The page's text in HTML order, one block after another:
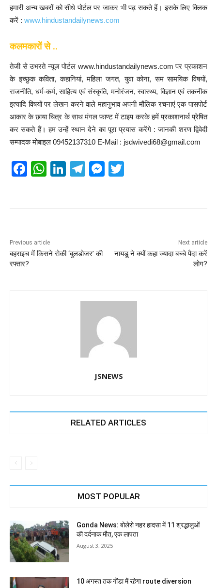
हमारी अन्य खबरों को सीधे पोर्टल पर जाकर भी पढ़ सकते हैं। इसके लिए क्लिक
करें : www.hindustandailynews.com
कलमकारों से ..
तेजी से उभरते न्यूज पोर्टल www.hindustandailynews.com पर प्रकाशन
के इच्छुक कविता, कहानियां, महिला जगत, युवा कोना, सम सामयिक विषयों,
राजनीति, धर्म-कर्म, साहित्य एवं संस्कृति, मनोरंजन, स्वास्थ्य, विज्ञान एवं तकनीक
इत्यादि विषयों पर लेखन करने वाले महानुभाव अपनी मौलिक रचनाएं एक पासपोर्ट
आकार के छाया चित्र के साथ मंगल फाण्ट में टाइप करके हमें प्रकाशनार्थ प्रेषित
कर सकते हैं। हम उन्हें स्थान देने का पूरा प्रयास करेंगे : जानकी शरण द्विवेदी
सम्पादक मोबाइल 09452137310 E-Mail : jsdwivedi68@gmail.com
F
o
o
W
p
p
Li
n
T
m
M
er
Previous article
बहराइच में किसने रोकी ‘बुलडोजर’ की
रफ्तार?
Next article
नायडू ने क्यों कहा ज्यादा बच्चे पैदा करें
लोग?
JSNEWS
RELATED ARTICLES
MOST POPULAR
Gonda News: बोलेरो नहर हादसा में 11 श्रद्धालुओं
की दर्दनाक मौत, एक लापता
August 3, 2025
10 अगस्त तक गोंडा में रहेगा route diversion